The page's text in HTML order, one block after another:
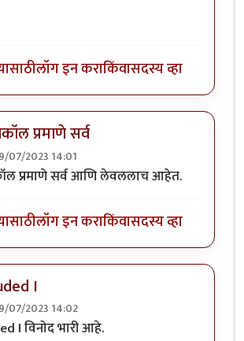
लॉग इन कराकिंवासदस्य व्हा
प्रमाणे सर्व
07/2023 14:01
प्रमाणे सर्व आणि लेवललाच आहेत.
लॉग इन कराकिंवासदस्य व्हा
I
07/2023 14:02
I विनोद भारी आहे.